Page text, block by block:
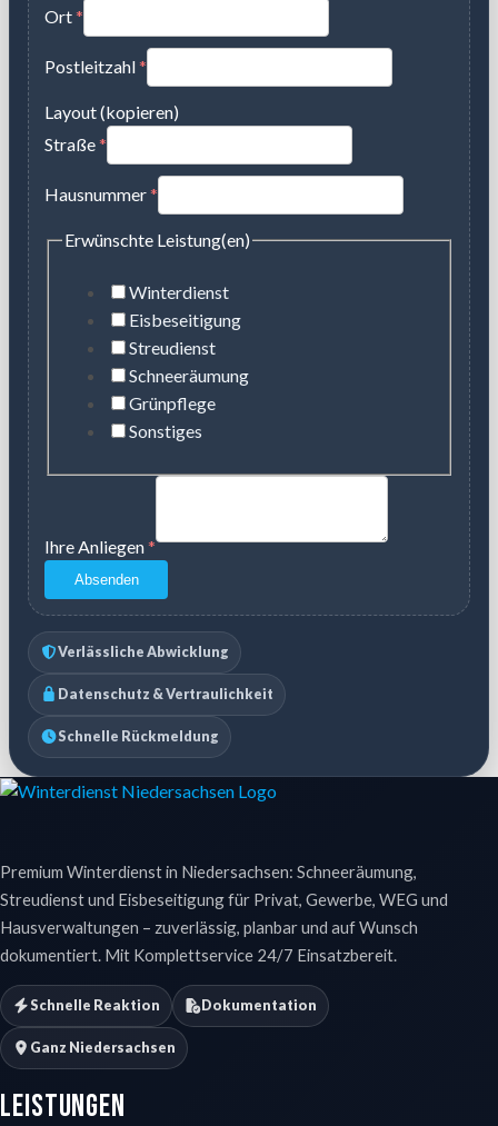
Ort*
Postleitzahl*
Layout (kopieren)
Straße*
Hausnummer*
Erwünschte Leistung(en)
Winterdienst
Eisbeseitigung
Streudienst
Schneeräumung
Grünpflege
Sonstiges
Ihre Anliegen*
Absenden
Verlässliche Abwicklung
Datenschutz & Vertraulichkeit
Schnelle Rückmeldung
Premium Winterdienst in Niedersachsen: Schneeräumung,
Streudienst und Eisbeseitigung für Privat, Gewerbe, WEG und
Hausverwaltungen – zuverlässig, planbar und auf Wunsch
dokumentiert. Mit Komplettservice 24/7 Einsatzbereit.
Schnelle Reaktion Dokumentation
Ganz Niedersachsen
Leistungen